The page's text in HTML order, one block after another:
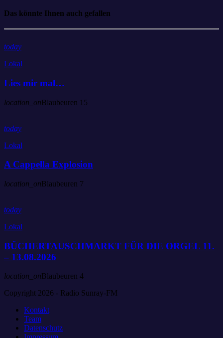
Das könnte Ihnen auch gefallen
today
Lokal
Lies mir mal…
location_onBlaubeuren 15
today
Lokal
A Cappella Explosion
location_onBlaubeuren 7
today
Lokal
BÜCHERTAUSCHMARKT FÜR DIE ORGEL 11.
– 13.08.2026
location_onBlaubeuren 4
Copyright 2026 - Radio Sunray-FM
Kontakt
Team
Datenschutz